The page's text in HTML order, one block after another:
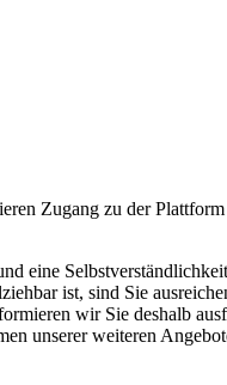
Zugang zu der
eine
ist, sind Sie
wir Sie deshalb
unserer weiteren